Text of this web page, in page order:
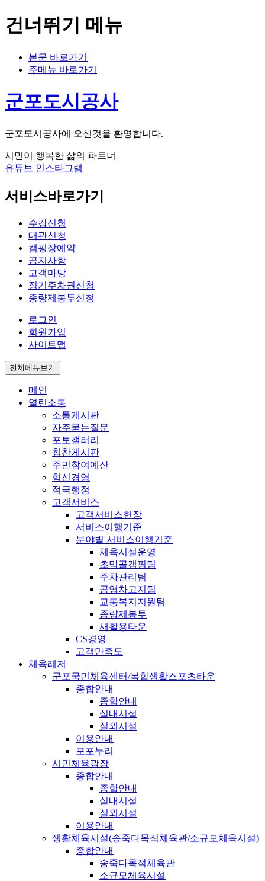
건너뛰기 메뉴
본문 바로가기
주메뉴 바로가기
군포도시공사
군포도시공사에 오신것을 환영합니다.
시민이 행복한 삶의 파트너
유튜브 인스타그램
서비스바로가기
수강신청
대관신청
캠핑장예약
공지사항
고객마당
정기주차권신청
종량제봉투신청
로그인
회원가입
사이트맵
전체메뉴보기
메인
열린소통
소통게시판
자주묻는질문
포토갤러리
칭찬게시판
주민참여예산
혁신경영
적극행정
고객서비스
고객서비스헌장
서비스이행기준
분야별 서비스이행기준
체육시설운영
초막골캠핑팀
주차관리팀
공영차고지팀
교통복지지원팀
종량제봉투
새활용타운
CS경영
고객만족도
체육레저
군포국민체육센터/복합생활스포츠타운
종합안내
종합안내
실내시설
실외시설
이용안내
포포누리
시민체육광장
종합안내
종합안내
실내시설
실외시설
이용안내
생활체육시설(송죽다목적체육관/소규모체육시설)
종합안내
송죽다목적체육관
소규모체육시설